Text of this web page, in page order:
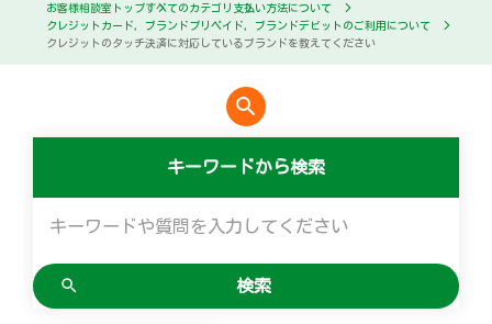
セブンプレミアム
プリペイドカード・金券
ニンテンドー・ダウンロードカード
マルチコピー機でできること
マルチコピー機でできることトップ
プリント
スキャン
切手・はがき・印紙
セブン銀行ATM
セブンチケット
チケットぴあ
セブン‐イレブンでお受取り
ジーユーオンラインストア
停電時のサービス停止のお知らせ
ごあいさつ
企業理念
国内店舗数
サステナビリティトップ
変化への対応と、挑戦の歴史
GREEN CHALLENGE 2050
重点課題
加盟店オーナー募集 物件募集・購入
ネットショッピング
お問い合わせ
English (Corporate)
お客様相談室トップすべてのカテゴリ 支払い方法について
クレジットカード，ブランドプリペイド，ブランドデビットのご利用について
クレジットのタッチ決済に対応しているブランドを教えてください
search
キーワードから検索